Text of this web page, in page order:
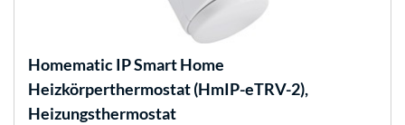
Homematic IPSmart Home
Heizkörperthermostat (HmIP-eTRV-2),
Heizungsthermostat